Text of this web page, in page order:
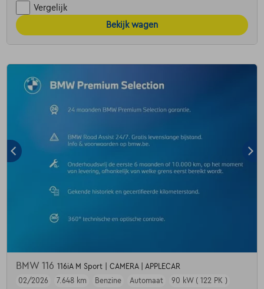
Vergelijk
Bekijk wagen
BMW 116 116iA M Sport | CAMERA | APPLECAR
02/2026
7.648 km Benzine Automaat 90 kW ( 122 PK )